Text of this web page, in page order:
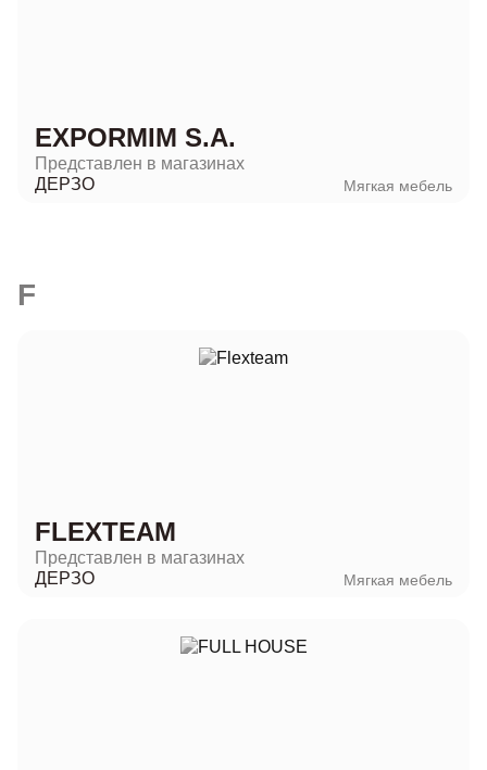
EXPORMIM S.A.
Представлен в магазинах
ДЕРЗО
Мягкая мебель
F
FLEXTEAM
Представлен в магазинах
ДЕРЗО
Мягкая мебель